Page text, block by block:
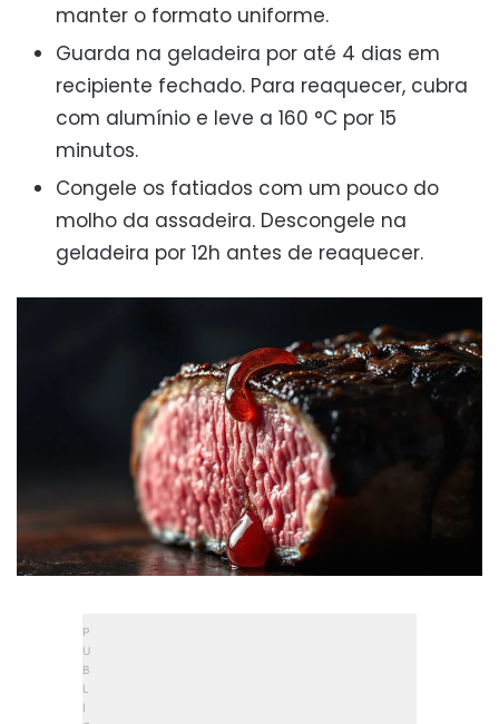
manter o formato uniforme.
Guarda na geladeira por até 4 dias em
recipiente fechado. Para reaquecer, cubra
com alumínio e leve a 160 °C por 15
minutos.
Congele os fatiados com um pouco do
molho da assadeira. Descongele na
geladeira por 12h antes de reaquecer.